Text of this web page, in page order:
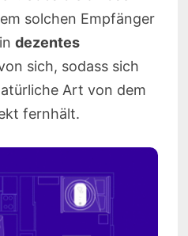
solchen Empfänger
dezentes
sich, sodass sich
Art von dem
fernhält.